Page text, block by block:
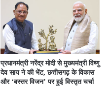
प्रधानमंत्री नरेंद्र मोदी से मुख्यमंत्री विष्णु
देव साय ने की भेंट, छत्तीसगढ़ के विकास
और ‘बस्तर विजन’ पर हुई विस्तृत चर्चा